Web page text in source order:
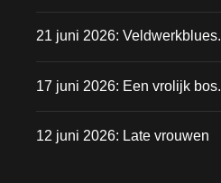
21 juni 2026: Veldwerkblues.
17 juni 2026: Een vrolijk bos.
12 juni 2026: Late vrouwen